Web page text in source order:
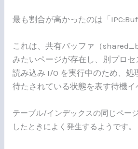
最も割合が高かったのは「
これは、共有バッファ（
みたいページが存在し、別プロ
読み込み I/O を実行中のため、処
待たされている状態を表す待機イ
テーブル/インデックスの同じペー
したときによく発生するようです。